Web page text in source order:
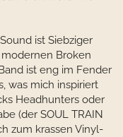
ist Siebziger
Broken
ist eng im Fender
was mich inspiriert
Headhunters oder
(der SOUL TRAIN
zum krassen Vinyl-